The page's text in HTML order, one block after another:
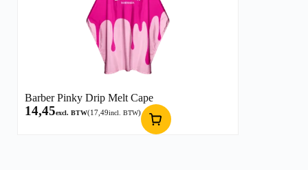
Barber Pinky Drip Melt Cape
14,45excl. BTW(17,49incl. BTW)